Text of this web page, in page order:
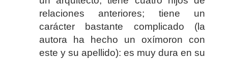
relaciones anteriores; tiene un
carácter bastante complicado (la
autora ha hecho un oxímoron con
este y su apellido): es muy dura en su